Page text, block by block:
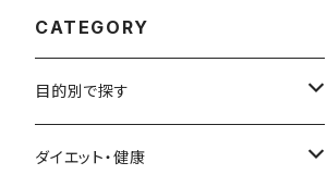
CATEGORY
目的別で探す
理想のお肌に?
ダイエット・健康